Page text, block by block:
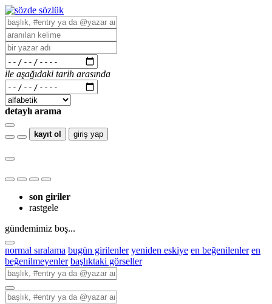
ile aşağıdaki tarih arasında
detaylı arama
kayıt ol giriş yap
son giriler
rastgele
gündemimiz boş...
normal sıralama bugün girilenler yeniden eskiye en beğenilenler en
beğenilmeyenler başlıktaki görseller